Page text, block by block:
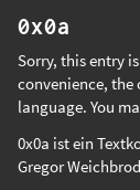
0x0a
Sorry, this entry
convenience,
language. You
0x0a ist ein
Gregor